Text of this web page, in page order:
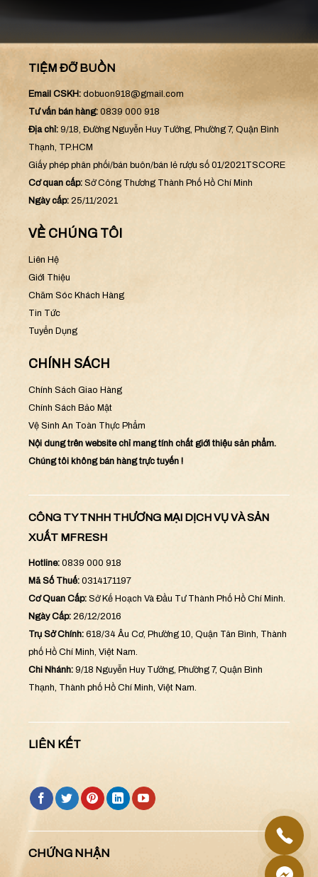
TIỆM ĐỠ BUỒN
Email CSKH: dobuon918@gmail.com
Tư vấn bán hàng: 0839 000 918
Địa chỉ: 9/18, Đường Nguyễn Huy Tưởng, Phường 7, Quận Bình
Thạnh, TP.HCM
Giấy phép phân phối/bán buôn/bán lẻ rượu số 01/2021TSCORE
Cơ quan cấp: Sở Công Thương Thành Phố Hồ Chí Minh
Ngày cấp: 25/11/2021
VỀ CHÚNG TÔI
Liên Hệ
Giới Thiệu
Chăm Sóc Khách Hàng
Tin Tức
Tuyển Dụng
CHÍNH SÁCH
Chính Sách Giao Hàng
Chính Sách Bảo Mật
Vệ Sinh An Toàn Thực Phẩm
Nội dung trên website chỉ mang tính chất giới thiệu sản phẩm.
Chúng tôi không bán hàng trực tuyến !
CÔNG TY TNHH THƯƠNG MẠI DỊCH VỤ VÀ SẢN
XUẤT MFRESH
Hotline: 0839 000 918
Mã Số Thuế: 0314171197
Cơ Quan Cấp: Sở Kế Hoạch Và Đầu Tư Thành Phố Hồ Chí Minh.
Ngày Cấp: 26/12/2016
Trụ Sở Chính: 618/34 Âu Cơ, Phường 10, Quận Tân Bình, Thành
phố Hồ Chí Minh, Việt Nam.
Chi Nhánh: 9/18 Nguyễn Huy Tưởng, Phường 7, Quận Bình
Thạnh, Thành phố Hồ Chí Minh, Việt Nam.
LIÊN KẾT
CHỨNG NHẬN